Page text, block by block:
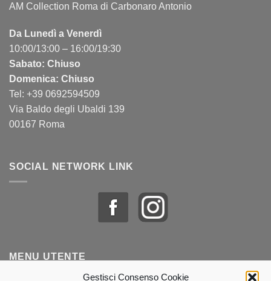
Gestisci Consenso Cookie
AM Collection Roma di Carbonaro Antonio
Da Lunedì a Venerdì
10:00/13:00 – 16:00/19:30
Sabato: Chiuso
Domenica: Chiuso
Tel: +39 0692594509
Via Baldo degli Ubaldi 139
00167 Roma
SOCIAL NETWORK LINK
MENU UTENTE